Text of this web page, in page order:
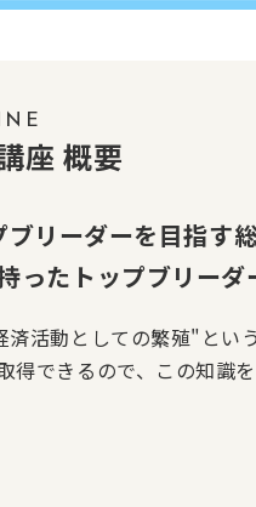
座 概要
リーダーを目指す
ったトップブリー
活動としての繁殖"とい
できるので、この知識